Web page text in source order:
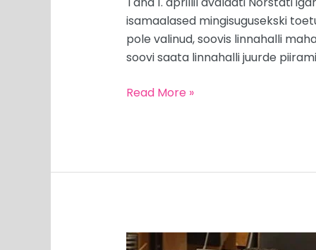
isamaalased mingisugusekski
pole valinud, soovis linnahalli
soovi saata linnahalli juurde
Read More »
MEEDIAVALVUR: